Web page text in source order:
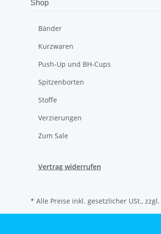
Shop
Bänder
Kurzwaren
Push-Up und BH-Cups
Spitzenborten
Stoffe
Verzierungen
Zum Sale
Vertrag widerrufen
* Alle Preise inkl. gesetzlicher USt., zzgl.